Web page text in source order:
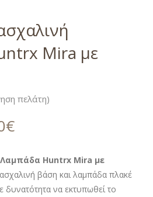
Mira με
πελάτη)
€
Huntrx Mira με
βάση και λαμπάδα πλακέ
να εκτυπωθεί το